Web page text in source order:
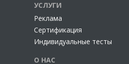
УСЛУГИ
Реклама
Сертификация
Индивидуальные тесты
О НАС